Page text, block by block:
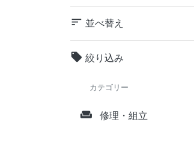
sort 並べ替え
local_offer 絞り込み
カテゴリー
weekend 修理・組立